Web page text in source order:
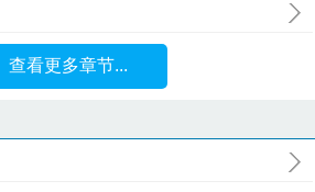
查看更多章节...